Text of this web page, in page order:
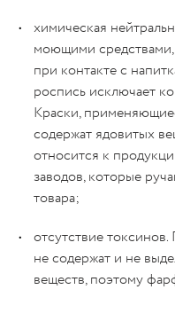
химическая
моющими
при контакте с
роспись исключает
Краски,
содержат ядовитых
относится к
заводов, которые
товара;
отсутствие
не содержат и не
веществ, поэтому